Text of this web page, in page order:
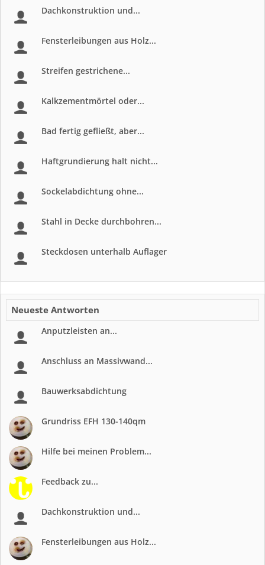
Dachkonstruktion und...
Fensterleibungen aus Holz...
Streifen gestrichene...
Kalkzementmörtel oder...
Bad fertig gefließt, aber...
Haftgrundierung halt nicht...
Sockelabdichtung ohne...
Stahl in Decke durchbohren...
Steckdosen unterhalb Auflager
Neueste Antworten
Anputzleisten an...
Anschluss an Massivwand...
Bauwerksabdichtung
Grundriss EFH 130-140qm
Hilfe bei meinen Problem...
Feedback zu...
Dachkonstruktion und...
Fensterleibungen aus Holz...